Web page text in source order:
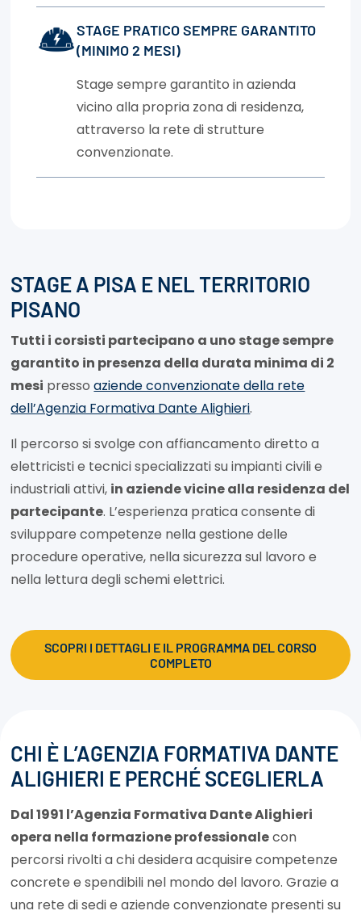
STAGE PRATICO SEMPRE GARANTITO
(MINIMO 2 MESI)
Stage sempre garantito in azienda
vicino alla propria zona di residenza,
attraverso la rete di strutture
convenzionate.
STAGE A PISA E NEL TERRITORIO
PISANO
Tutti i corsisti partecipano a uno stage sempre
garantito in presenza della durata minima di 2
mesi pressoaziende convenzionate della rete
dell’Agenzia Formativa Dante Alighieri.
Il percorso si svolge con affiancamento diretto a
elettricisti e tecnici specializzati su impianti civili e
industriali attivi, in aziende vicine alla residenza del
partecipante. L’esperienza pratica consente di
sviluppare competenze nella gestione delle
procedure operative, nella sicurezza sul lavoro e
nella lettura degli schemi elettrici.
SCOPRI I DETTAGLI E IL PROGRAMMA DEL CORSO
COMPLETO
CHI È L’AGENZIA FORMATIVA DANTE
ALIGHIERI E PERCHÉ SCEGLIERLA
Dal 1991 l’Agenzia Formativa Dante Alighieri
opera nella formazione professionalecon
percorsi rivolti a chi desidera acquisire competenze
concrete e spendibili nel mondo del lavoro. Grazie a
una rete di sedi e aziende convenzionate presenti su